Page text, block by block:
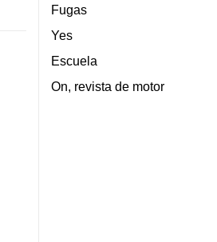
Fugas
Yes
Escuela
On, revista de motor